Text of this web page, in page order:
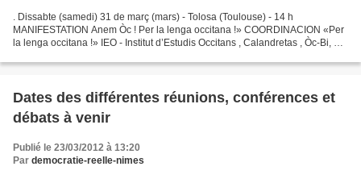
. Dissabte (samedi) 31 de març (mars) - Tolosa (Toulouse) - 14 h
MANIFESTATION Anem Òc ! Per la lenga occitana !» COORDINACION «Per
la lenga occitana !» IEO - Institut d’Estudis Occitans , Calandretas , Òc-Bi, en
Dates des différentes réunions, conférences et
débats à venir
Publié le 23/03/2012 à 13:20
Par democratie-reelle-nimes